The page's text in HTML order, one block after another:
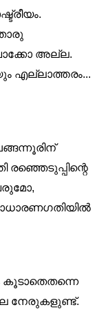
അല്ല.
എല്ലാത്തരം...
രഞ്ഞെടുപ്പിന്റെ
കൂടാതെതന്നെ
നേരുകളുണ്ട്.